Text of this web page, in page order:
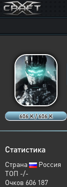
606 K / 606 K
Статистика
Страна
Россия
ТОП -/-
Очков 606 187